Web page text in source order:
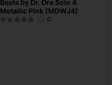
Beats by Dr. Dre Solo 4
Metallic Pink (MDWJ4)
0